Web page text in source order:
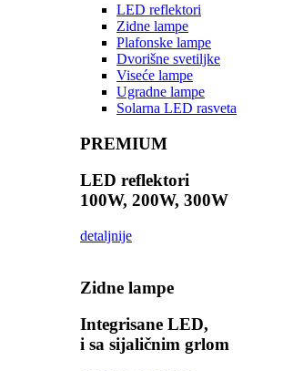
LED reflektori
Zidne lampe
Plafonske lampe
Dvorišne svetiljke
Viseće lampe
Ugradne lampe
Solarna LED rasveta
PREMIUM
LED reflektori
100W, 200W, 300W
detaljnije
Zidne lampe
Integrisane LED,
i sa sijaličnim grlom